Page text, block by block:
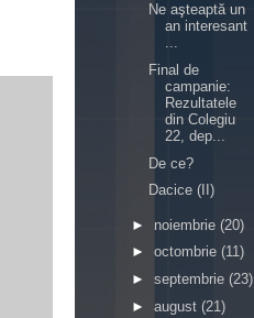
Ne aşteaptă un
an interesant
...
Final de
campanie:
Rezultatele
din Colegiu
22, dep...
De ce?
Dacice (II)
► noiembrie (20)
► octombrie (11)
► septembrie (23)
► august (21)